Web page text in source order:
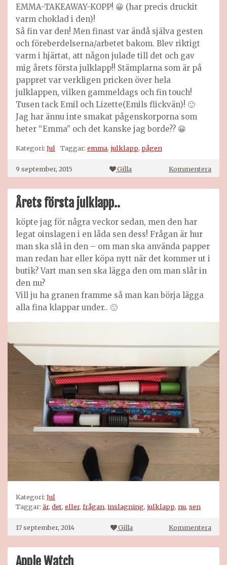
EMMA-TAKEAWAY-KOPP! 😀 (har precis druckit
varm choklad i den)!
Så fin var den! Men finast var ändå själva gesten
och föreberdelserna/arbetet bakom. Blev riktigt
varm i hjärtat, att någon julade till det och gav
mig årets första julklapp!! Stämplarna som är på
pappret var verkligen pricken över hela
julklappen, vilken gammeldags och fin touch!
Tusen tack Emil och Lizette(Emils flickvän)! 🙂
Jag har ännu inte smakat pågenskorporna som
heter “Emma” och det kanske jag borde?? 😀
Kategori: Jul Taggar: emma, julklapp, pågen
9 september, 2015 Gilla Kommenterapå
Årets första julklapp..
köpte jag för några veckor sedan, men den har
legat oinslagen i en låda sen dess! Frågan är hur
man ska slå in den – om man ska använda papper
man redan har eller köpa nytt när det kommer ut i
butik? Vart man sen ska lägga den om man slår in
den nu?
Vill ju ha granen framme så man kan börja lägga
alla fina klappar under.. 🙂
Kategori: Jul
Taggar: är, det, eller, frågan, inslagning, julklapp, nu, sen
17 september, 2014 Gilla Kommenterapå
Apple Watch